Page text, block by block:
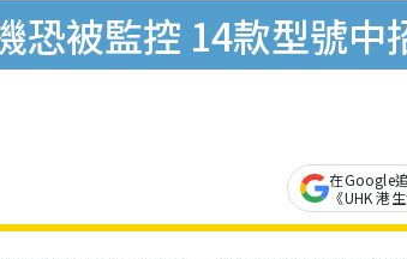
恐被監控 14款型號
在Google
《UHK 港生